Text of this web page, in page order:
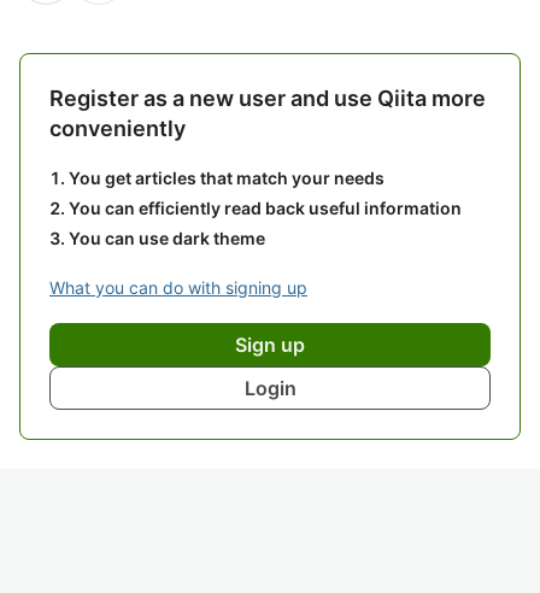
Register as a new user and use Qiita more
conveniently
You get articles that match your needs
You can efficiently read back useful information
You can use dark theme
What you can do with signing up
Sign up
Login